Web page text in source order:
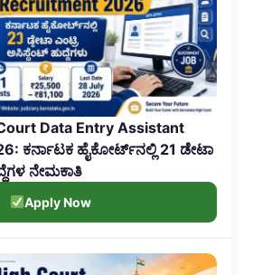
Data Entry Assistant
ಕರ್ನಾಟಕ ಹೈಕೋರ್ಟ್‌ನಲ್ಲಿ 21 ಡೇಟಾ
ನೇಮಕಾತಿ
Apply Now